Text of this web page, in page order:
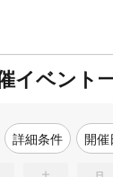
イベント
詳細条件 開催